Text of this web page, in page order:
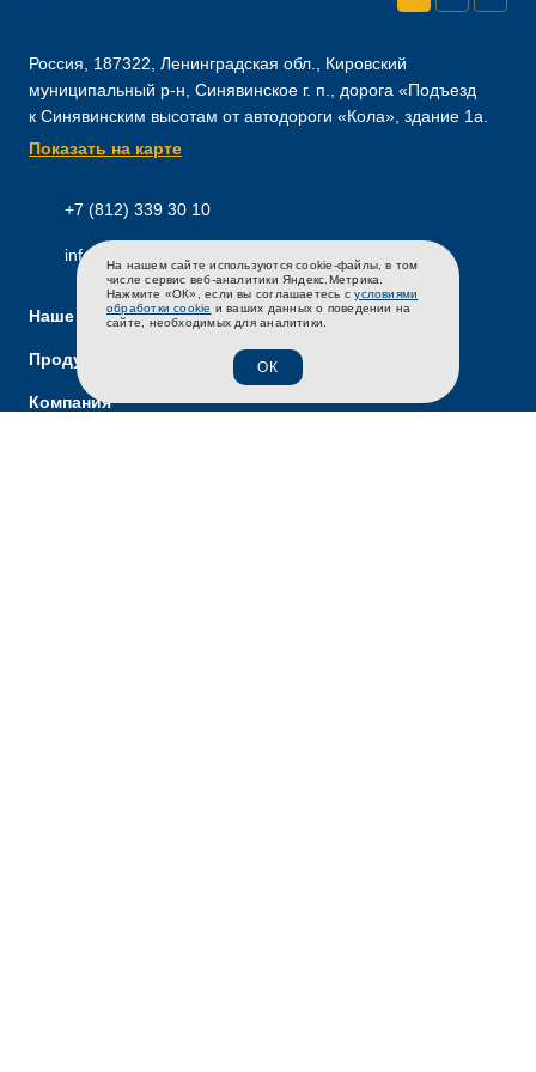
EN CH
Россия, 187322, Ленинградская обл., Кировский
муниципальный р-н, Синявинское г. п., дорога «Подъезд
к Синявинским высотам от автодороги «Кола», здание 1а.
Показать на карте
+7 (812) 339 30 10
info@severnaya.ru
Наше производство
Продукты и бренды
Компания
На нашем сайте используются cookie-файлы, в том
числе сервис веб-аналитики Яндекс.Метрика.
Нажмите «ОК», если вы соглашаетесь сусловиями
обработки cookie и ваших данных о поведении на
сайте, необходимых для аналитики.
ОК